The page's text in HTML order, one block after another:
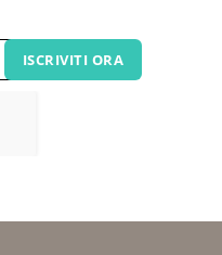
ISCRIVITI ORA